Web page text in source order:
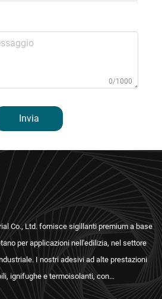
0/1000
Invia
Co., Ltd. fornisce sigillanti premium a base
per applicazioni nell'edilizia, nel settore
I nostri adesivi ad alte prestazioni
ignifughe e termoisolanti, con